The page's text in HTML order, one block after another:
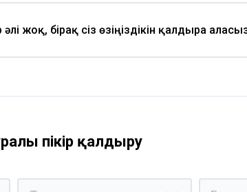
әлі жоқ, бірақ сіз өзіңіздікін қалдыра
пікір қалдыру